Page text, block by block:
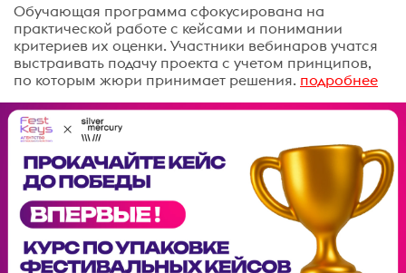
Обучающая программа сфокусирована на
практической работе с кейсами и понимании
критериев их оценки. Участники вебинаров учатся
выстраивать подачу проекта с учетом принципов,
по которым жюри принимает решения. подробнее